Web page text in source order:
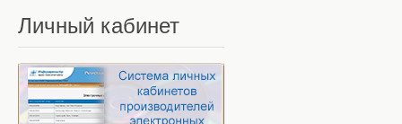
Личный кабинет